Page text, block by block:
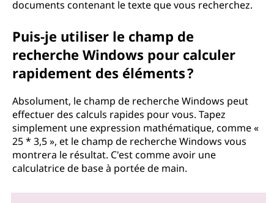
documents contenant le texte que vous recherchez.
Puis-je utiliser le champ de
recherche Windows pour calculer
rapidement des éléments ?
Absolument, le champ de recherche Windows peut
effectuer des calculs rapides pour vous. Tapez
simplement une expression mathématique, comme «
25 * 3,5 », et le champ de recherche Windows vous
montrera le résultat. C'est comme avoir une
calculatrice de base à portée de main.